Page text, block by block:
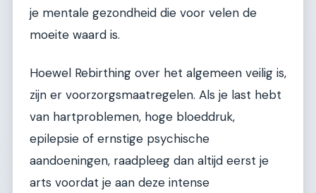
je mentale gezondheid die voor velen de
moeite waard is.
Hoewel Rebirthing over het algemeen veilig is,
zijn er voorzorgsmaatregelen. Als je last hebt
van hartproblemen, hoge bloeddruk,
epilepsie of ernstige psychische
aandoeningen, raadpleeg dan altijd eerst je
arts voordat je aan deze intense